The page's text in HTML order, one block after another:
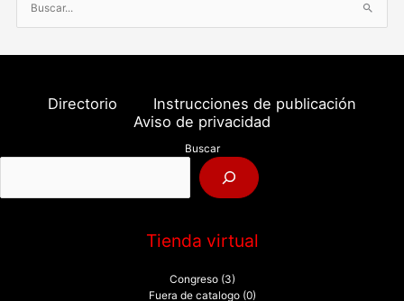
u
s
o
:
Directorio
Instrucciones de publicación
Aviso de privacidad
Buscar
Tienda virtual
Congreso (3)
Fuera de catalogo (0)